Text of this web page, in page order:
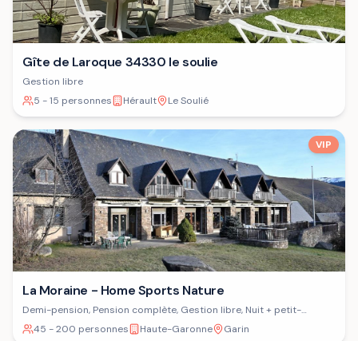
Gîte de Laroque 34330 le soulie
Gestion libre
5 - 15 personnes
Hérault Le Soulié
VIP
La Moraine - Home Sports Nature
Demi-pension, Pension complète, Gestion libre, Nuit + petit-
déjeuner
45 - 200 personnes Haute-Garonne Garin